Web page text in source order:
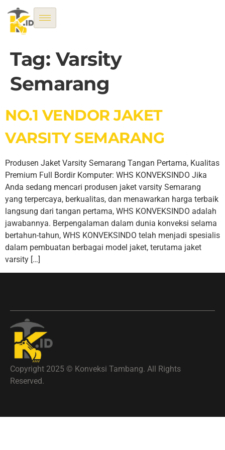
Tag:Varsity
Semarang
NO.1 VENDOR JAKET
VARSITY SEMARANG
Produsen Jaket Varsity Semarang Tangan Pertama, Kualitas
Premium Full Bordir Komputer: WHS KONVEKSINDO Jika
Anda sedang mencari produsen jaket varsity Semarang
yang terpercaya, berkualitas, dan menawarkan harga terbaik
langsung dari tangan pertama, WHS KONVEKSINDO adalah
jawabannya. Berpengalaman dalam dunia konveksi selama
bertahun-tahun, WHS KONVEKSINDO telah menjadi spesialis
dalam pembuatan berbagai model jaket, terutama jaket
varsity […]
Copyright 2025 © Konveksi Tambang. All Rights
Reserved.